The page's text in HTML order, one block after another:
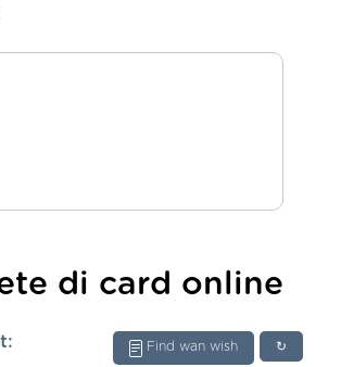
di card online
↻
Find wan wish